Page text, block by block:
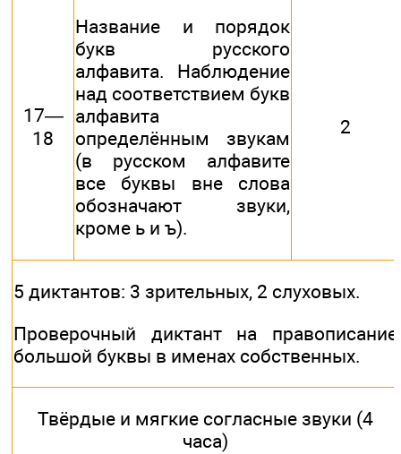
17—
18
Название и порядок
букв русского
алфавита. Наблюдение
над соответствием букв
алфавита
определённым звукам
(в русском алфавите
все буквы вне слова
обозначают звуки,
кроме ь и ъ).
2
5 диктантов: 3 зрительных, 2 слуховых.
Проверочный диктант на правописание
большой буквы в именах собственных.
Твёрдые и мягкие согласные звуки (4
часа)